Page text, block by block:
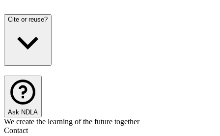
Cite or reuse?
Ask NDLA
We create the learning of the future together
Contact